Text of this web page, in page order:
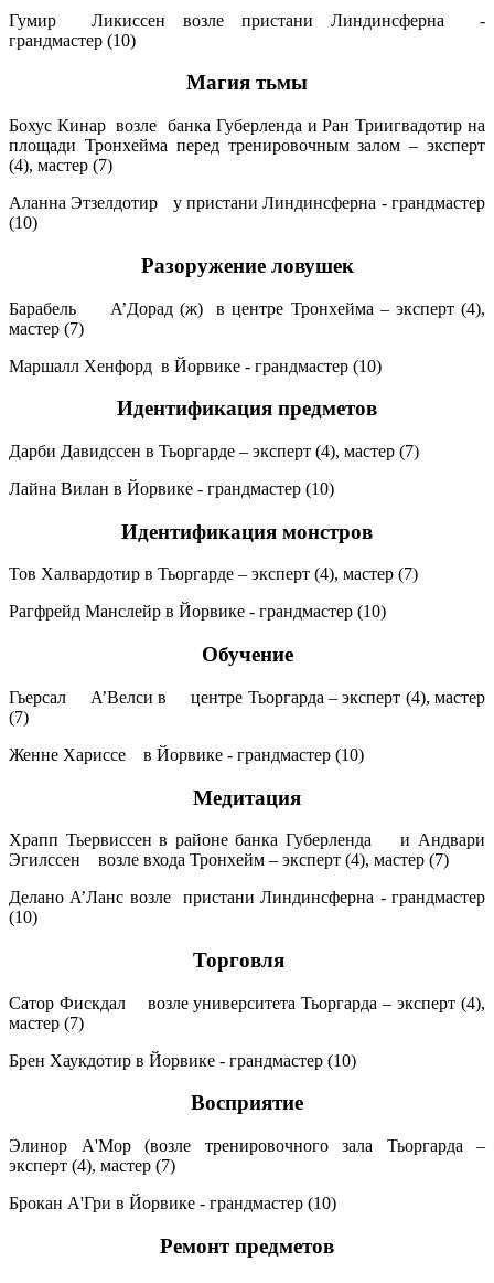
Гумир Ликиссен возле пристани Линдинсферна -
грандмастер (10)
Магия тьмы
Бохус Кинар возле банка Губерленда и Ран Триигвадотир на
площади Тронхейма перед тренировочным залом – эксперт
(4), мастер (7)
Аланна Этзелдотир у пристани Линдинсферна - грандмастер
(10)
Разоружение ловушек
Барабель A’Дорад (ж) в центре Тронхейма – эксперт (4),
мастер (7)
Маршалл Хенфорд в Йорвике - грандмастер (10)
Идентификация предметов
Дарби Давидссен в Тьоргарде – эксперт (4), мастер (7)
Лайна Вилан в Йорвике - грандмастер (10)
Идентификация монстров
Тов Халвардотир в Тьоргарде – эксперт (4), мастер (7)
Рагфрейд Манслейр в Йорвике - грандмастер (10)
Обучение
Гьерсал A’Велси в центре Тьоргарда – эксперт (4), мастер
(7)
Женне Хариссе в Йорвике - грандмастер (10)
Медитация
Храпп Тьервиссен в районе банка Губерленда и Андвари
Эгилссен возле входа Тронхейм – эксперт (4), мастер (7)
Делано A’Ланс возле пристани Линдинсферна - грандмастер
(10)
Торговля
Сатор Фискдал возле университета Тьоргарда – эксперт (4),
мастер (7)
Брен Хаукдотир в Йорвике - грандмастер (10)
Восприятие
Элинор A'Мор (возле тренировочного зала Тьоргарда –
эксперт (4), мастер (7)
Брокан A'Гри в Йорвике - грандмастер (10)
Ремонт предметов